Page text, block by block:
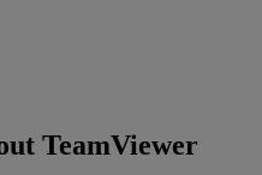
TeamViewer